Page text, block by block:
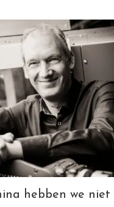
hebben we niet
hebben we niet